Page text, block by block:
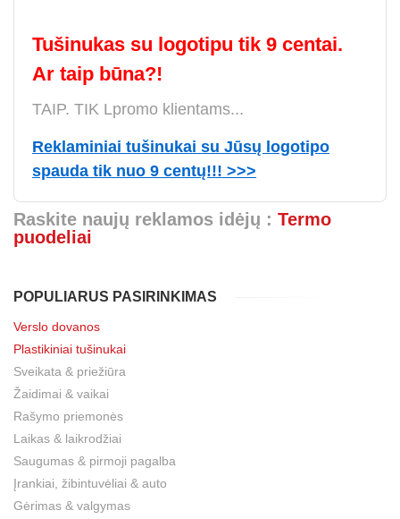
Tušinukas su logotipu tik 9 centai.
Ar taip būna?!
TAIP. TIK Lpromo klientams...
Reklaminiai tušinukai su Jūsų logotipo
spauda tik nuo 9 centų!!! >>>
Raskite naujų reklamos idėjų : Termo
puodeliai
POPULIARUS PASIRINKIMAS
Verslo dovanos
Plastikiniai tušinukai
Sveikata & priežiūra
Žaidimai & vaikai
Rašymo priemonės
Laikas & laikrodžiai
Saugumas & pirmoji pagalba
Įrankiai, žibintuvėliai & auto
Gėrimas & valgymas